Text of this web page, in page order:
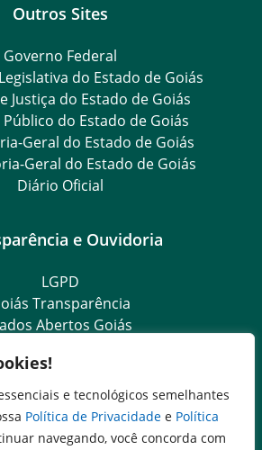
e tecnológicos semelhantes
Política de Privacidade e Política
navegando, você concorda com
Outros Sites
Governo Federal
do Estado de Goiás
Justiça do Estado de Goiás
do Estado de Goiás
Geral do Estado de Goiás
Geral do Estado de Goiás
Diário Oficial
e Ouvidoria
LGPD
Transparência
Abertos Goiás
de Informação ao Cidadão
Setorial (Expresso)
Setorial (Presencial)